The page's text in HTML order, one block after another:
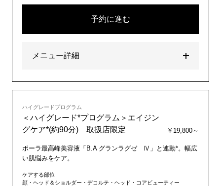
予約に進む
メニュー詳細
ハイグレードプログラム
＜ハイグレード*プログラム＞エイジン
グケア*(約90分) 取扱店限定
￥19,800～
ポーラ最高峰美容液「B.A グランラグゼ Ⅳ」と連動*。幅広
い肌悩みをケア。
ケアする部位
顔・ヘッド＆ショルダー・デコルテ・ヘッド・コアビューティー